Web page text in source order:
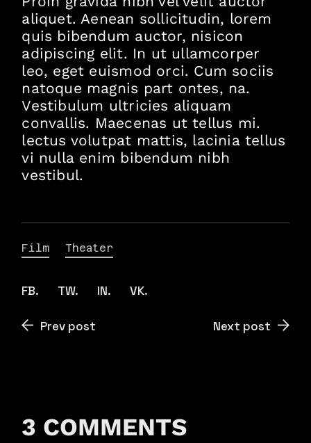
aliquet. Aenean sollicitudin, lorem
quis bibendum auctor, nisicon
adipiscing elit. In ut ullamcorper
leo, eget euismod orci. Cum sociis
natoque magnis part ontes, na.
Vestibulum ultricies aliquam
convallis. Maecenas ut tellus mi.
lectus volutpat mattis, lacinia tellus
vi nulla enim bibendum nibh
vestibul.
Film Theater
FB. TW. IN. VK.
Prev post Next post
3 COMMENTS